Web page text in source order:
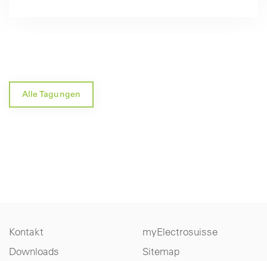
Alle Tagungen
Kontakt
myElectrosuisse
Downloads
Sitemap